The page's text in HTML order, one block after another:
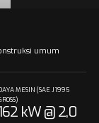
umum
MESIN (SAE J1995
kW @ 2,0